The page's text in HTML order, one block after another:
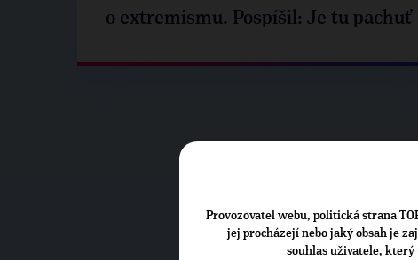
o extremismu. Pospíšil: Je tu pachuť
Provozovatel webu, politická strana
jej procházejí nebo jaký obsah je
souhlas uživatele, který